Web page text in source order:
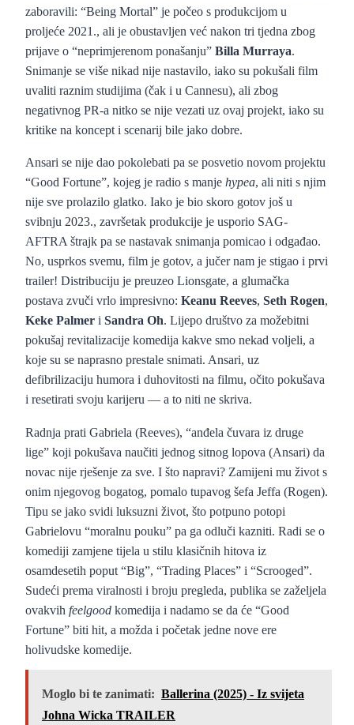
zaboravili: “Being Mortal” je počeo s produkcijom u
proljeće 2021., ali je obustavljen već nakon tri tjedna zbog
prijave o “neprimjerenom ponašanju” Billa Murraya.
Snimanje se više nikad nije nastavilo, iako su pokušali film
uvaliti raznim studijima (čak i u Cannesu), ali zbog
negativnog PR-a nitko se nije vezati uz ovaj projekt, iako su
kritike na koncept i scenarij bile jako dobre.
Ansari se nije dao pokolebati pa se posvetio novom projektu
“Good Fortune”, kojeg je radio s manje hypea, ali niti s njim
nije sve prolazilo glatko. Iako je bio skoro gotov još u
svibnju 2023., završetak produkcije je usporio SAG-
AFTRA štrajk pa se nastavak snimanja pomicao i odgađao.
No, usprkos svemu, film je gotov, a jučer nam je stigao i prvi
trailer! Distribuciju je preuzeo Lionsgate, a glumačka
postava zvuči vrlo impresivno: Keanu Reeves, Seth Rogen,
Keke Palmer i Sandra Oh. Lijepo društvo za možebitni
pokušaj revitalizacije komedija kakve smo nekad voljeli, a
koje su se naprasno prestale snimati. Ansari, uz
defibrilizaciju humora i duhovitosti na filmu, očito pokušava
i resetirati svoju karijeru — a to niti ne skriva.
Radnja prati Gabriela (Reeves), “anđela čuvara iz druge
lige” koji pokušava naučiti jednog sitnog lopova (Ansari) da
novac nije rješenje za sve. I što napravi? Zamijeni mu život s
onim njegovog bogatog, pomalo tupavog šefa Jeffa (Rogen).
Tipu se jako svidi luksuzni život, što potpuno potopi
Gabrielovu “moralnu pouku” pa ga odluči kazniti. Radi se o
komediji zamjene tijela u stilu klasičnih hitova iz
osamdesetih poput “Big”, “Trading Places” i “Scrooged”.
Sudeći prema viralnosti i broju pregleda, publika se zaželjela
ovakvih feelgood komedija i nadamo se da će “Good
Fortune” biti hit, a možda i početak jedne nove ere
holivudske komedije.
Moglo bi te zanimati: Ballerina (2025) - Iz svijeta
Johna Wicka TRAILER